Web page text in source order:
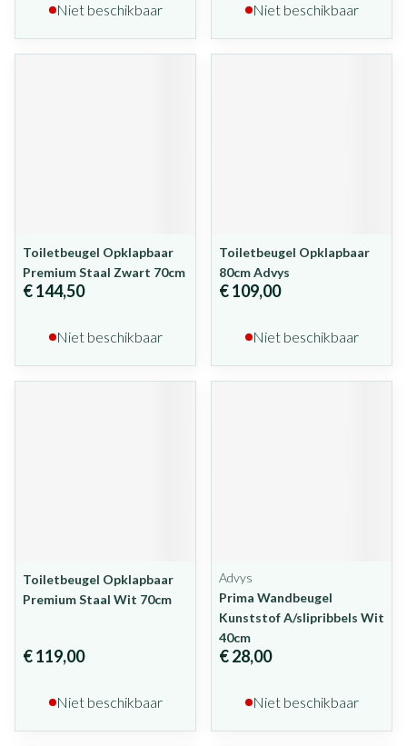
Niet beschikbaar Niet beschikbaar
Toiletbeugel Opklapbaar
Premium Staal Zwart 70cm
€ 144,50
Niet beschikbaar
Toiletbeugel Opklapbaar
80cm Advys
€ 109,00
Niet beschikbaar
Toiletbeugel Opklapbaar
Premium Staal Wit 70cm
€ 119,00
Niet beschikbaar
Advys
Prima Wandbeugel
Kunststof A/slipribbels Wit
40cm
€ 28,00
Niet beschikbaar